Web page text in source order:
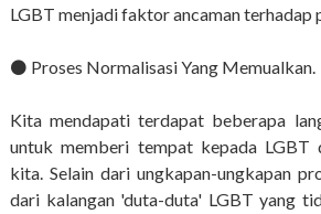
LGBT menjadi faktor ancaman terhadap
⚫️ Proses Normalisasi Yang Memualkan.
Kita mendapati terdapat beberapa
untuk memberi tempat kepada LGBT
kita. Selain dari ungkapan-ungkapan
dari kalangan 'duta-duta' LGBT yang